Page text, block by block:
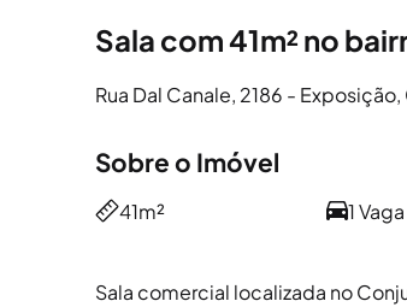
Sala com 41m² no
Rua Dal Canale, 2186 - Exposição,
Sobre o Imóvel
41m² 1 Vaga
Sala comercial localizada no